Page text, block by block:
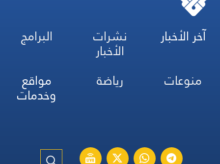
آخر الأخبار نشرات
الأخبار
البرامج
منوعات
رياضة مواقع
وخدمات